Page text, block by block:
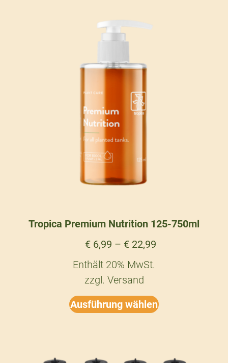
Tropica Premium Nutrition 125-750ml
€6,99 – €22,99
Enthält 20% MwSt.
zzgl. Versand
Ausführung wählen